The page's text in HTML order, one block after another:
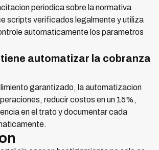
periodica sobre la normativa
scripts verificados legalmente y utiliza
automaticamente los parametros
automatizar la cobranza
garantizado, la automatizacion
reducir costos en un 15%,
en el trato y documentar cada